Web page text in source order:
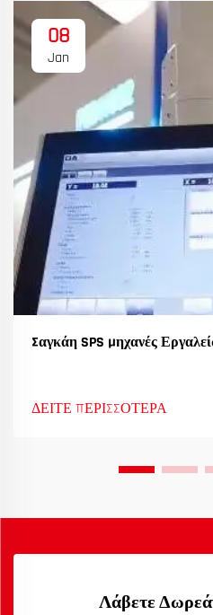
08
Jan
Σαγκάη SPS Μηχανές
ΔΕΙΤΕ ΠΕΡΙΣΣΟΤΕΡΑ
Λάβετε